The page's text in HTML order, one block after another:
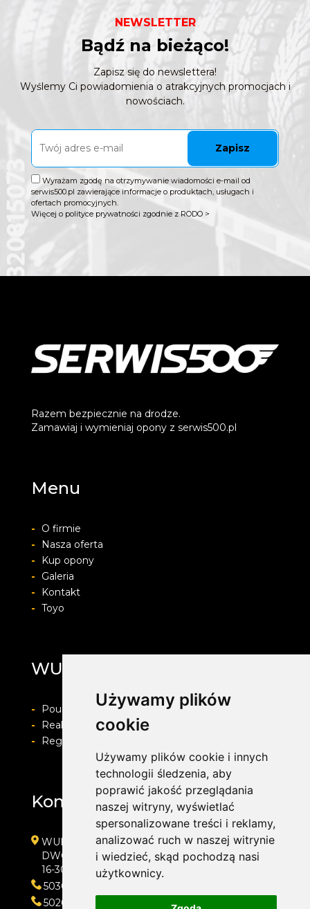
Używamy plików
cookie
Używamy plików cookie i innych
technologii śledzenia, aby
poprawić jakość przeglądania
naszej witryny, wyświetlać
spersonalizowane treści i reklamy,
analizować ruch w naszej witrynie
i wiedzieć, skąd pochodzą nasi
użytkownicy.
NEWSLETTER
Bądź na bieżąco!
Zapisz się do newslettera!
Wyślemy Ci powiadomienia o atrakcyjnych promocjach i
nowościach.
Zapisz
Wyrażam zgodę na otrzymywanie wiadomości e-mail od
serwis500.pl zawierające informacje o produktach, usługach i
ofertach promocyjnych.
Więcej o polityce prywatności zgodnie z RODO >
Razem bezpiecznie na drodze.
Zamawiaj i wymieniaj opony z serwis500.pl
Menu
-
O firmie
-
Nasza oferta
-
Kup opony
-
Galeria
-
Kontakt
- Toyo
WULKAN SERVICE
-
Pouczenie o prawie do odstapienia od umowy
-
Realizacja zamówienia i formy płatności
-
Regulamin i Polityka prywatności
Kontakt
WULKAN SERVICE
DWORSKA 3
16-300 AUGUSTÓW
503043093
502655655